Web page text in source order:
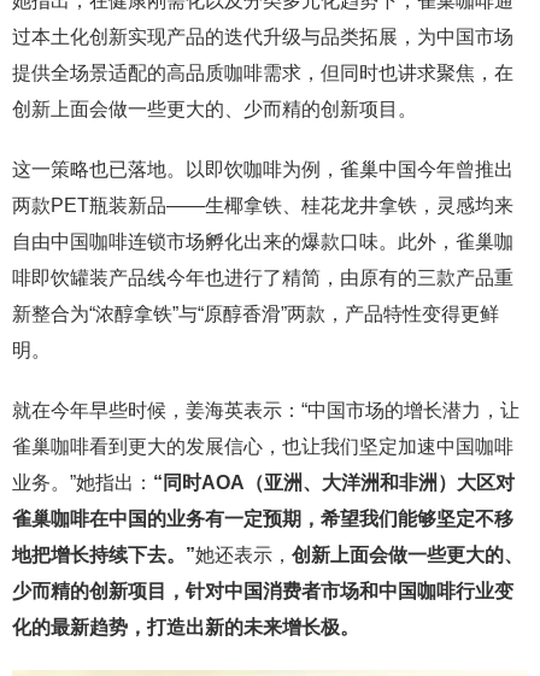
过本土化创新实现产品的迭代升级与品类拓展，为中国市场
提供全场景适配的高品质咖啡需求，但同时也讲求聚焦，在
创新上面会做一些更大的、少而精的创新项目。
这一策略也已落地。以即饮咖啡为例，雀巢中国今年曾推出
两款PET瓶装新品——生椰拿铁、桂花龙井拿铁，灵感均来
自由中国咖啡连锁市场孵化出来的爆款口味。此外，雀巢咖
啡即饮罐装产品线今年也进行了精简，由原有的三款产品重
新整合为“浓醇拿铁”与“原醇香滑”两款，产品特性变得更鲜
明。
就在今年早些时候，姜海英表示：“中国市场的增长潜力，让
雀巢咖啡看到更大的发展信心，也让我们坚定加速中国咖啡
业务。”她指出： “同时AOA（亚洲、大洋洲和非洲）大区对
雀巢咖啡在中国的业务有一定预期，希望我们能够坚定不移
地把增长持续下去。”她还表示， 创新上面会做一些更大的、
少而精的创新项目，针对中国消费者市场和中国咖啡行业变
化的最新趋势，打造出新的未来增长极。